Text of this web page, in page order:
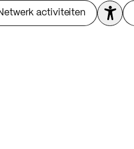
activiteiten